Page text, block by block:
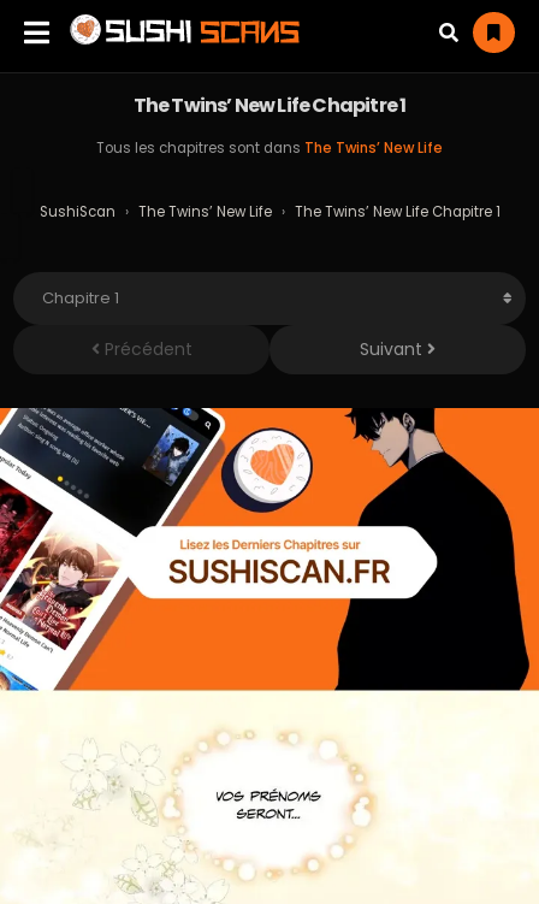
The Twins’ New Life Chapitre 1
Tous les chapitres sont dans The Twins’ New Life
SushiScan › The Twins’ New Life › The Twins’ New Life Chapitre 1
Précédent Suivant